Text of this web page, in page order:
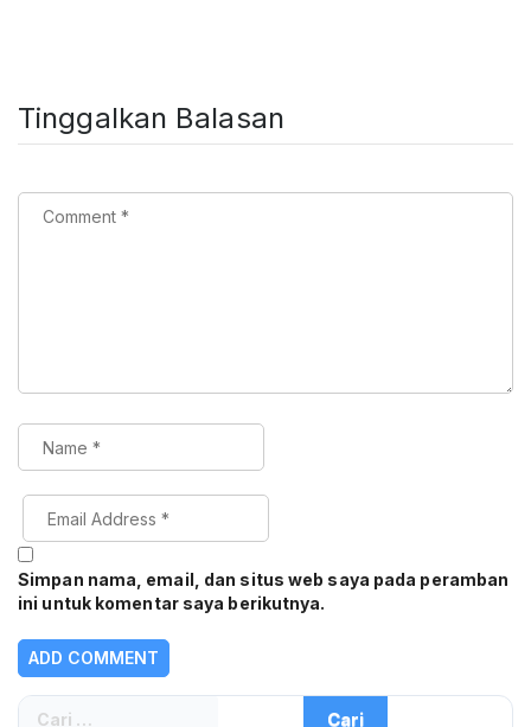
Tinggalkan Balasan
Simpan nama, email, dan situs web saya pada peramban
ini untuk komentar saya berikutnya.
Cari